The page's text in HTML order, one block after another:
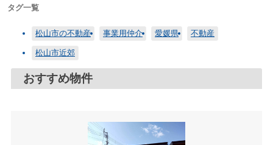
タグ一覧
松山市の不動産 事業用仲介 愛媛県 不動産
松山市近郊
おすすめ物件